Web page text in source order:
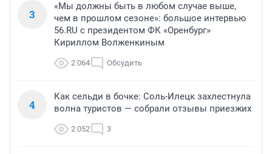
3
«Мы должны быть в любом случае выше,
чем в прошлом сезоне»: большое интервью
56.RU с президентом ФК «Оренбург»
Кириллом Волженкиным
2 064 Обсудить
4
Как сельди в бочке: Соль-Илецк захлестнула
волна туристов — собрали отзывы приезжих
2 052 3